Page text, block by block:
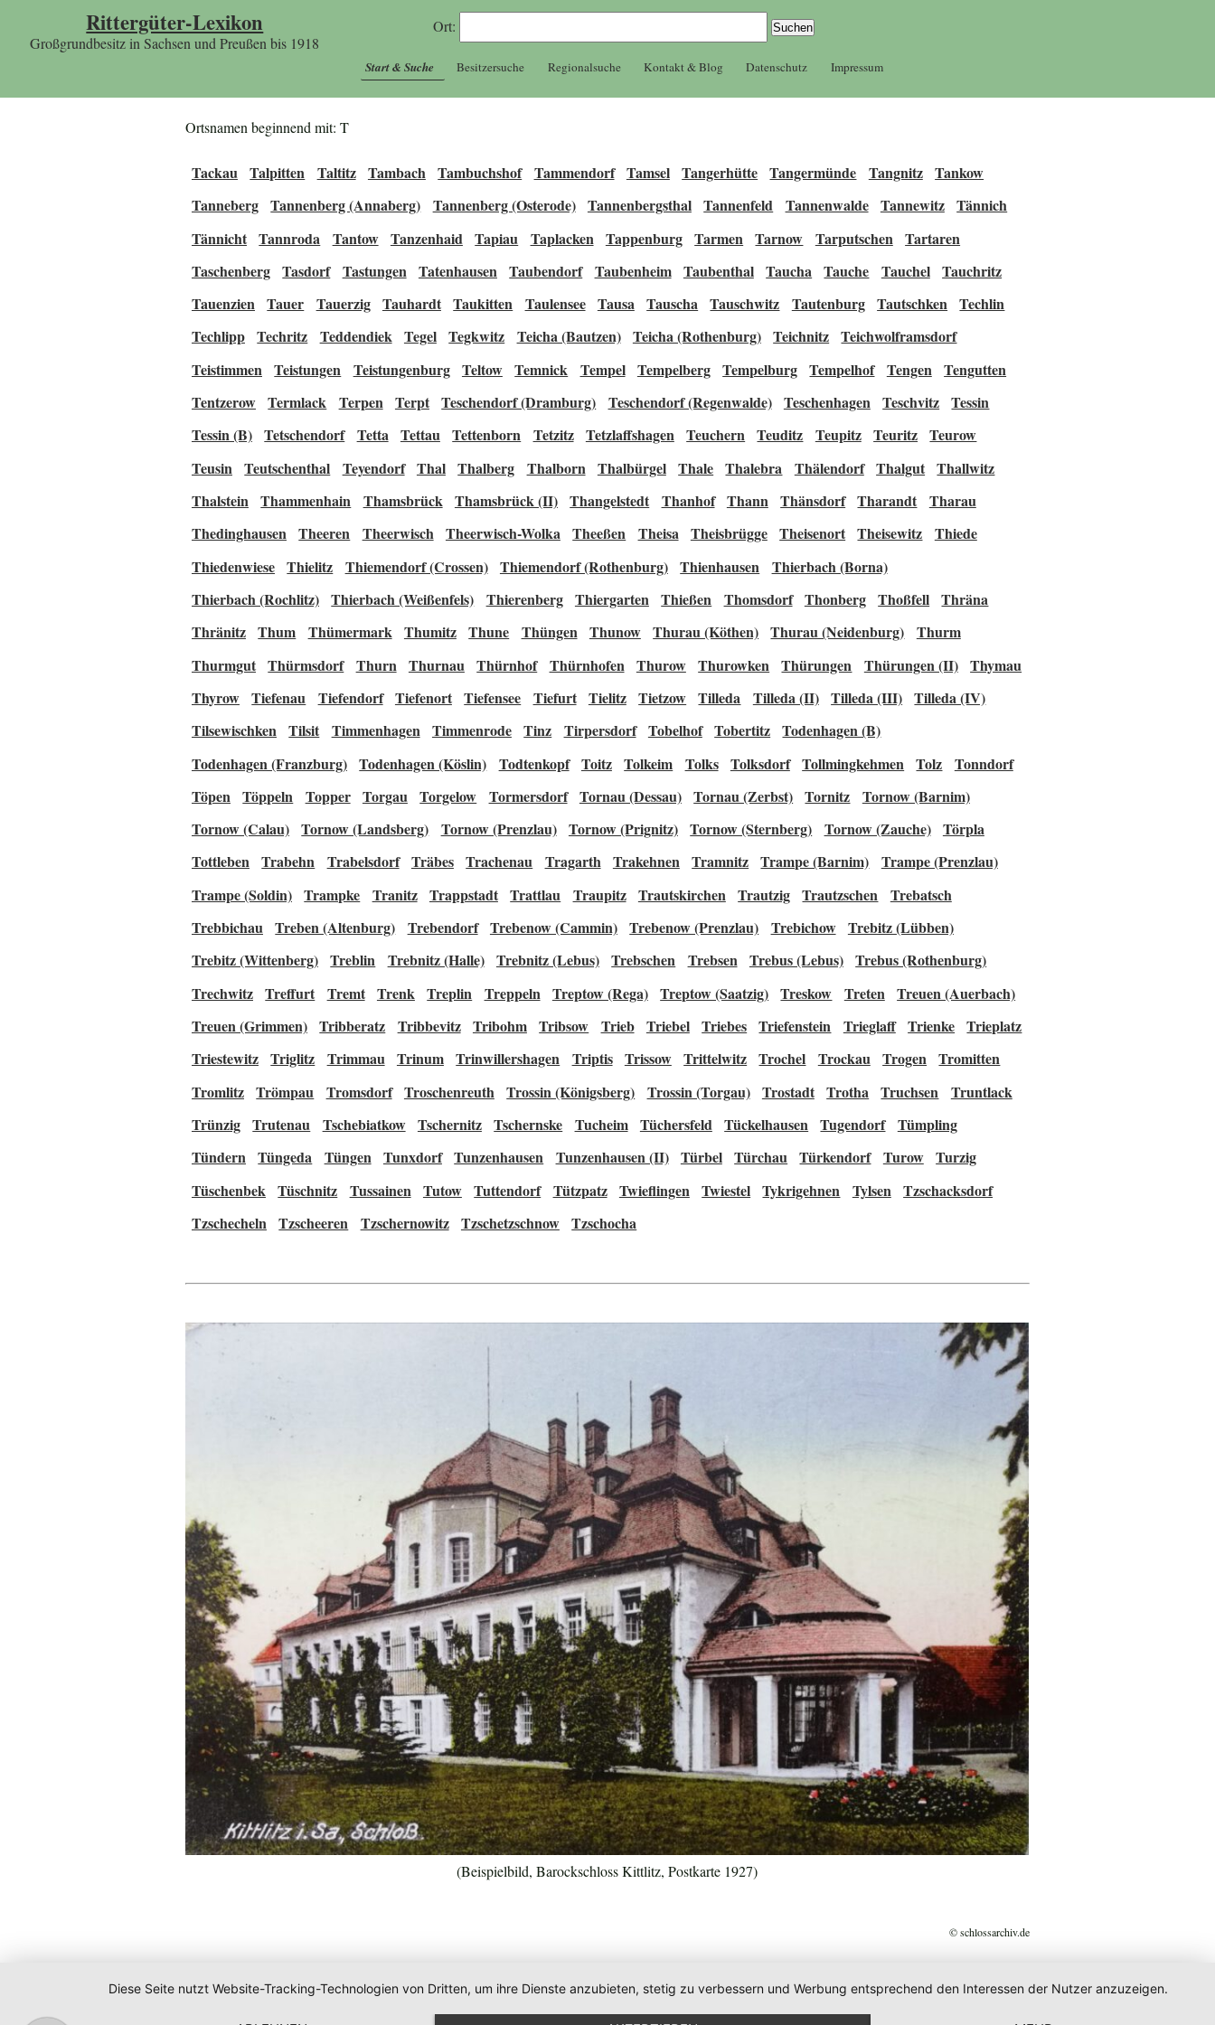
Rittergüter-Lexikon
Großgrundbesitz in Sachsen und Preußen bis 1918
Ort:
Start & Suche Besitzersuche Regionalsuche Kontakt & Blog Datenschutz Impressum
Ortsnamen beginnend mit: T
Tackau Talpitten Taltitz Tambach Tambuchshof Tammendorf Tamsel Tangerhütte Tangermünde Tangnitz Tankow
Tanneberg Tannenberg (Annaberg) Tannenberg (Osterode) Tannenbergsthal Tannenfeld Tannenwalde Tannewitz Tännich
Tännicht Tannroda Tantow Tanzenhaid Tapiau Taplacken Tappenburg Tarmen Tarnow Tarputschen
Tartaren
Taschenberg Tasdorf Tastungen Tatenhausen Taubendorf Taubenheim Taubenthal Taucha Tauche Tauchel Tauchritz
Tauenzien Tauer Tauerzig Tauhardt Taukitten Taulensee Tausa Tauscha Tauschwitz Tautenburg Tautschken Techlin
Techlipp Techritz Teddendiek Tegel Tegkwitz Teicha (Bautzen) Teicha (Rothenburg) Teichnitz Teichwolframsdorf
Teistimmen Teistungen Teistungenburg Teltow Temnick Tempel Tempelberg Tempelburg Tempelhof Tengen Tengutten
Tentzerow Termlack Terpen Terpt Teschendorf (Dramburg) Teschendorf (Regenwalde) Teschenhagen Teschvitz Tessin
Tessin (B) Tetschendorf Tetta Tettau Tettenborn Tetzitz Tetzlaffshagen Teuchern Teuditz Teupitz Teuritz Teurow
Teusin Teutschenthal Teyendorf Thal Thalberg Thalborn Thalbürgel Thale Thalebra Thälendorf Thalgut Thallwitz
Thalstein Thammenhain Thamsbrück Thamsbrück (II) Thangelstedt Thanhof Thann Thänsdorf Tharandt
Tharau
Thedinghausen Theeren Theerwisch Theerwisch-Wolka Theeßen Theisa Theisbrügge Theisenort Theisewitz
Thiede
Thiedenwiese Thielitz Thiemendorf (Crossen) Thiemendorf (Rothenburg) Thienhausen
Thierbach (Borna)
Thierbach (Rochlitz) Thierbach (Weißenfels) Thierenberg Thiergarten Thießen Thomsdorf Thonberg Thoßfell Thräna
Thränitz Thum Thümermark Thumitz Thune Thüngen Thunow Thurau (Köthen) Thurau (Neidenburg)
Thurm
Thurmgut Thürmsdorf Thurn Thurnau Thürnhof Thürnhofen Thurow Thurowken Thürungen Thürungen (II) Thymau
Thyrow Tiefenau Tiefendorf Tiefenort Tiefensee Tiefurt Tielitz Tietzow Tilleda Tilleda (II) Tilleda (III) Tilleda (IV)
Tilsewischken Tilsit Timmenhagen Timmenrode Tinz Tirpersdorf Tobelhof Tobertitz Todenhagen (B)
Todenhagen (Franzburg) Todenhagen (Köslin) Todtenkopf Toitz Tolkeim Tolks Tolksdorf Tollmingkehmen Tolz
Tonndorf
Töpen Töppeln Topper Torgau Torgelow Tormersdorf Tornau (Dessau) Tornau (Zerbst) Tornitz
Tornow (Barnim)
Tornow (Calau) Tornow (Landsberg) Tornow (Prenzlau) Tornow (Prignitz) Tornow (Sternberg) Tornow (Zauche) Törpla
Tottleben Trabehn Trabelsdorf Träbes Trachenau Tragarth Trakehnen Tramnitz Trampe (Barnim)
Trampe (Prenzlau)
Trampe (Soldin) Trampke Tranitz Trappstadt Trattlau Traupitz Trautskirchen Trautzig Trautzschen
Trebatsch
Trebbichau Treben (Altenburg) Trebendorf Trebenow (Cammin) Trebenow (Prenzlau) Trebichow Trebitz (Lübben)
Trebitz (Wittenberg) Treblin Trebnitz (Halle) Trebnitz (Lebus) Trebschen Trebsen Trebus (Lebus) Trebus (Rothenburg)
Trechwitz Treffurt Tremt Trenk Treplin Treppeln Treptow (Rega) Treptow (Saatzig) Treskow Treten Treuen (Auerbach)
Treuen (Grimmen) Tribberatz Tribbevitz Tribohm Tribsow Trieb Triebel Triebes Triefenstein Trieglaff Trienke Trieplatz
Triestewitz Triglitz Trimmau Trinum Trinwillershagen Triptis Trissow Trittelwitz Trochel Trockau Trogen Tromitten
Tromlitz Trömpau Tromsdorf Troschenreuth Trossin (Königsberg) Trossin (Torgau) Trostadt Trotha Truchsen
Truntlack
Trünzig Trutenau Tschebiatkow Tschernitz Tschernske Tucheim Tüchersfeld Tückelhausen Tugendorf Tümpling
Tündern Tüngeda Tüngen Tunxdorf Tunzenhausen Tunzenhausen (II) Türbel Türchau Türkendorf Turow Turzig
Tüschenbek
Tüschnitz Tussainen Tutow Tuttendorf Tützpatz Twieflingen Twiestel Tykrigehnen Tylsen
Tzschacksdorf
Tzschecheln Tzscheeren Tzschernowitz Tzschetzschnow Tzschocha
(Beispielbild, Barockschloss Kittlitz, Postkarte 1927)
© schlossarchiv.de
Diese Seite nutzt Website-Tracking-Technologien von Dritten, um ihre Dienste anzubieten, stetig zu verbessern und Werbung entsprechend den Interessen der Nutzer anzuzeigen.